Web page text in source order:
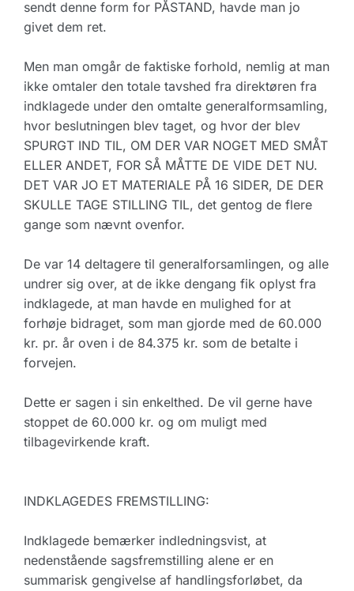
sendt denne form for PÅSTAND, havde man jo
givet dem ret.
Men man omgår de faktiske forhold, nemlig at man
ikke omtaler den totale tavshed fra direktøren fra
indklagede under den omtalte generalformsamling,
hvor beslutningen blev taget, og hvor der blev
SPURGT IND TIL, OM DER VAR NOGET MED SMÅT
ELLER ANDET, FOR SÅ MÅTTE DE VIDE DET NU.
DET VAR JO ET MATERIALE PÅ 16 SIDER, DE DER
SKULLE TAGE STILLING TIL, det gentog de flere
gange som nævnt ovenfor.
De var 14 deltagere til generalforsamlingen, og alle
undrer sig over, at de ikke dengang fik oplyst fra
indklagede, at man havde en mulighed for at
forhøje bidraget, som man gjorde med de 60.000
kr. pr. år oven i de 84.375 kr. som de betalte i
forvejen.
Dette er sagen i sin enkelthed. De vil gerne have
stoppet de 60.000 kr. og om muligt med
tilbagevirkende kraft.
INDKLAGEDES FREMSTILLING:
Indklagede bemærker indledningsvist, at
nedenstående sagsfremstilling alene er en
summarisk gengivelse af handlingsforløbet, da